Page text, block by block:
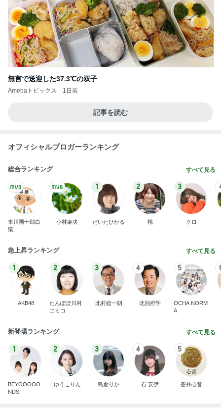
無言で送迎した37.3℃の双子
Amebaトピックス 1日前
記事を読む
オフィシャルブロガーランキング
総合ランキング すべて見る
市川團十郎白
猿
小林麻央
1
だいたひかる
2
桃
3
クロ
急上昇ランキング すべて見る
1
AKB48
2
たんぽぽ川村
エミコ
3
北村総一朗
4
北別府学
5
OCHA NORM
A
新登場ランキング すべて見る
1
BEYOOOOO
NDS
2
ゆうこりん
3
島倉りか
4
石 安伊
5
蒼井心音